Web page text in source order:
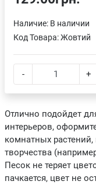
Отлично подойдет
интерьеров,
комнатных растений,
творчества
Песок не теряет
пачкается, цвет не
Наличие: В наличии
Код Товара:Жовтий
- +